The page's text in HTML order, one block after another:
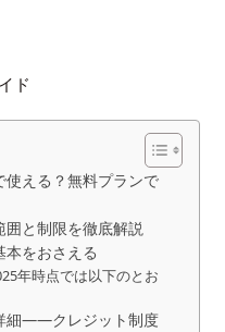
ド
える？無料プランで
と制限を徹底解説
をおさえる
年時点では以下のとお
細——クレジット制度